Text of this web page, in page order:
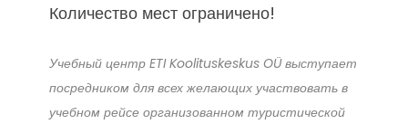
Количество мест ограничено!
Учебный центр ETI Koolituskeskus OÜ выступает
посредником для всех желающих участвовать в
учебном рейсе организованном туристической